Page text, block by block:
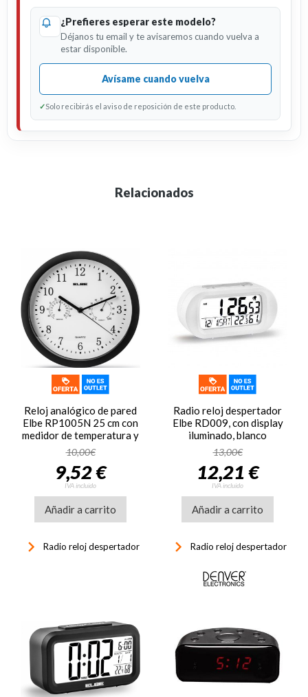
¿Prefieres esperar este modelo?
Déjanos tu email y te avisaremos cuando vuelva a
estar disponible.
Avísame cuando vuelva
✓Solo recibirás el aviso de reposición de este producto.
Relacionados
Reloj analógico de pared
Elbe RP1005N 25 cm con
medidor de temperatura y
humedad color negro
10,00€
9,52 €
IVA incluido
Añadir a carrito
keyboard_arrow_right Radio reloj despertador
Radio reloj despertador
Elbe RD009, con display
iluminado, blanco
13,00€
12,21 €
IVA incluido
Añadir a carrito
keyboard_arrow_right Radio reloj despertador